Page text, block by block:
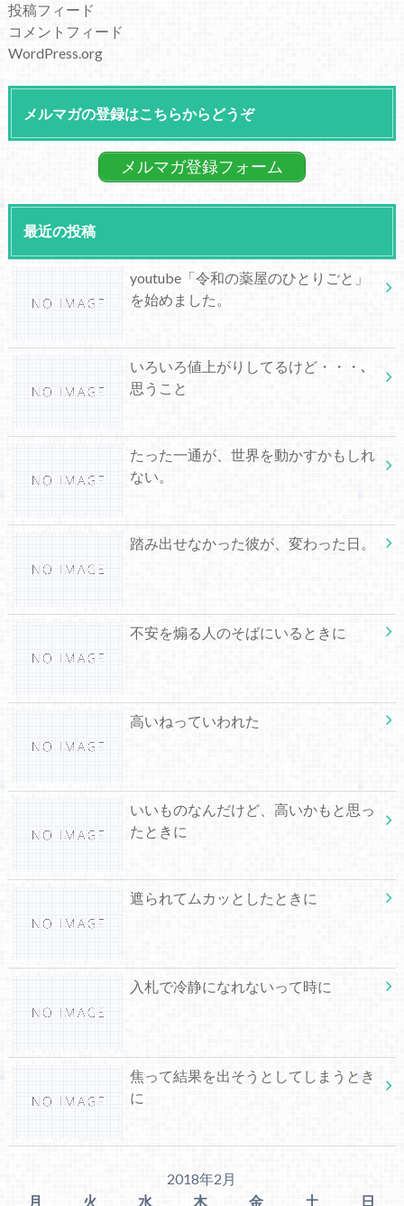
投稿フィード
コメントフィード
WordPress.org
メルマガの登録はこちらからどうぞ
メルマガ登録フォーム
最近の投稿
youtube「令和の薬屋のひとりごと」
を始めました。
いろいろ値上がりしてるけど・・・､
思うこと
たった一通が、世界を動かすかもしれ
ない。
踏み出せなかった彼が、変わった日。
不安を煽る人のそばにいるときに
高いねっていわれた
いいものなんだけど、高いかもと思っ
たときに
遮られてムカッとしたときに
入札で冷静になれないって時に
焦って結果を出そうとしてしまうとき
に
2018年2月
月
火 水 木 金 土 日